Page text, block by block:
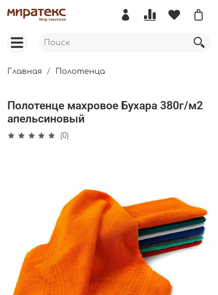
Главная Полотенца
Полотенце махровое Бухара 380г/м2
апельсиновый
(0)